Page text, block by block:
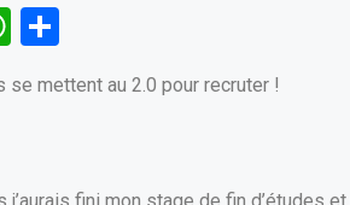
W
at
A
ta
er
se mettent au 2.0 pour recruter !